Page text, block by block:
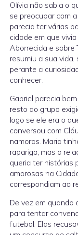
Olívia não sabia o
se preocupar com
parecia ter várias
cidade em que
Aborrecida e sobre
resumiu a sua
perante a
conhecer.
Gabriel parecia
resto do grupo
logo se ele era o
conversou com
namoros. Maria
rapariga, mas a
queria ter histórias
amorosas na
correspondiam ao
De vez em quando
para tentar
futebol. Elas